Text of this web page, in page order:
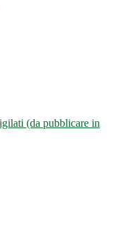
(da pubblicare in